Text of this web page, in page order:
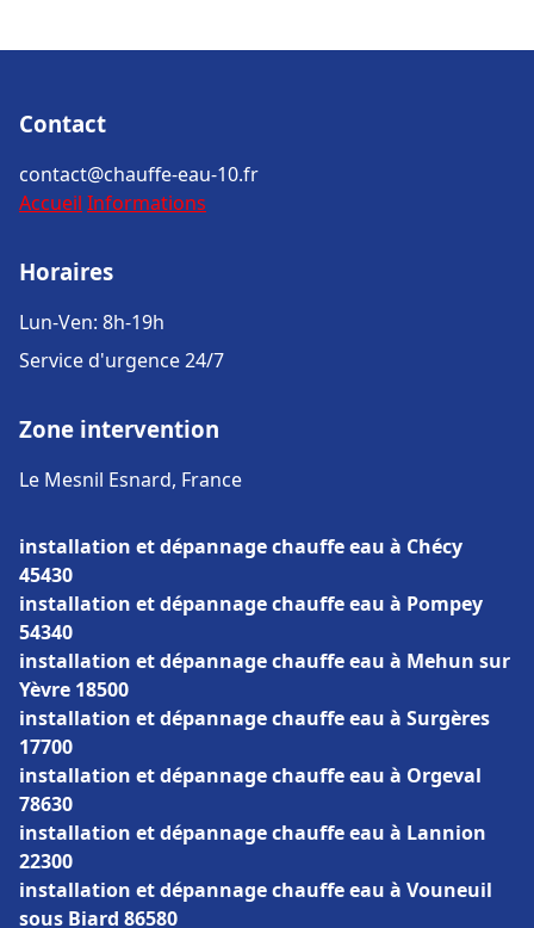
Contact
contact@chauffe-eau-10.fr
Accueil Informations
Horaires
Lun-Ven: 8h-19h
Service d'urgence 24/7
Zone intervention
Le Mesnil Esnard, France
installation et dépannage chauffe eau à Chécy
45430
installation et dépannage chauffe eau à Pompey
54340
installation et dépannage chauffe eau à Mehun sur
Yèvre 18500
installation et dépannage chauffe eau à Surgères
17700
installation et dépannage chauffe eau à Orgeval
78630
installation et dépannage chauffe eau à Lannion
22300
installation et dépannage chauffe eau à Vouneuil
sous Biard 86580